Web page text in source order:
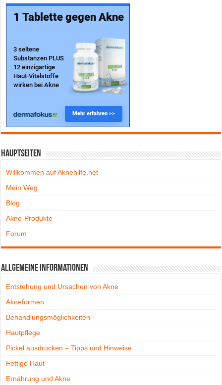
Hauptseiten
Willkommen auf Aknehilfe.net
Mein Weg
Blog
Akne-Produkte
Forum
Allgemeine Informationen
Entstehung und Ursachen von Akne
Akneformen
Behandlungsmöglichkeiten
Hautpflege
Pickel ausdrücken – Tipps und Hinweise
Fettige Haut
Ernährung und Akne